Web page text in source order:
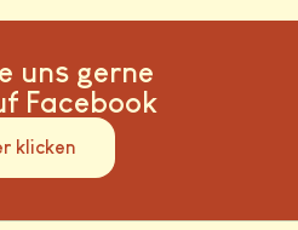
uns gerne
Facebook
klicken